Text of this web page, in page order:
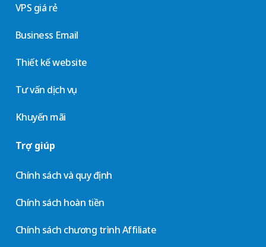
VPS giá rẻ
Business Email
Thiết kế website
Tư vấn dịch vụ
Khuyến mãi
Trợ giúp
Chính sách và quy định
Chính sách hoàn tiền
Chính sách chương trình Affiliate